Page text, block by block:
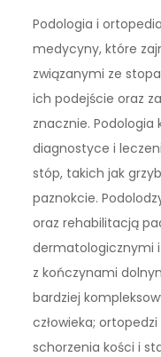
Podologia i
medycyny, które
związanymi ze
ich podejście oraz
znacznie. Podologia
diagnostyce i
stóp, takich jak
paznokcie.
oraz rehabilitacją
dermatologicznymi
z kończynami
bardziej
człowieka;
schorzenia kości i